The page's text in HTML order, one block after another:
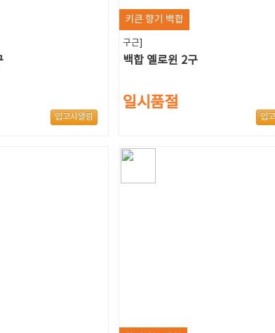
입고시알림
키큰 향기 백합
구근]
백합 옐로윈 2구
일시품절
입